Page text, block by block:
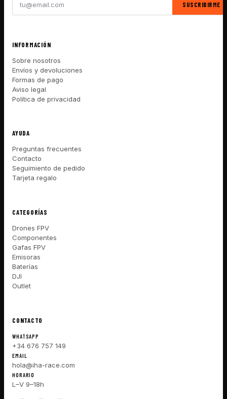
SUSCRIBIRME
INFORMACIÓN
Sobre nosotros
Envíos y devoluciones
Formas de pago
Aviso legal
Política de privacidad
AYUDA
Preguntas frecuentes
Contacto
Seguimiento de pedido
Tarjeta regalo
CATEGORÍAS
Drones FPV
Componentes
Gafas FPV
Emisoras
Baterías
DJI
Outlet
CONTACTO
WHATSAPP
+34 676 757 149
EMAIL
hola@iha-race.com
HORARIO
L–V 9–18h